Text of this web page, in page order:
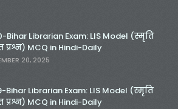
Bihar Librarian Exam: LIS Model (स्मृति
प्रश्न) MCQ in Hindi-Daily
20, 2025
Bihar Librarian Exam: LIS Model (स्मृति
प्रश्न) MCQ in Hindi-Daily